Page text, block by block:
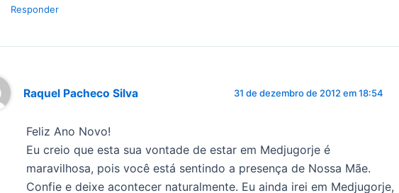
Responder
Raquel Pacheco Silva 31 de dezembro de 2012 em 18:54
Feliz Ano Novo!
Eu creio que esta sua vontade de estar em Medjugorje é
maravilhosa, pois você está sentindo a presença de Nossa Mãe.
Confie e deixe acontecer naturalmente. Eu ainda irei em Medjugorje,